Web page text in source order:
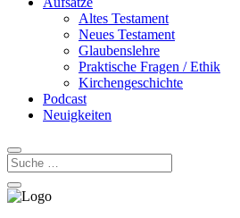
Altes Testament
Neues Testament
Glaubenslehre
Praktische Fragen / Ethik
Kirchengeschichte
Podcast
Neuigkeiten